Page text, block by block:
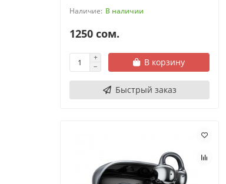
В наличии
1250 сом.
В корзину
Быстрый заказ